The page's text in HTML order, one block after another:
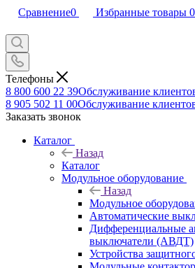
Сравнение0 Избранные товары 0
Телефоны
8 800 600 22 39Обслуживание
8 905 502 11 00Обслуживание
Заказать звонок
Каталог
Назад
Каталог
Модульное оборудование
Назад
Модульное
Автоматические
Дифференциальные
выключатели (АВДТ)
Устройства